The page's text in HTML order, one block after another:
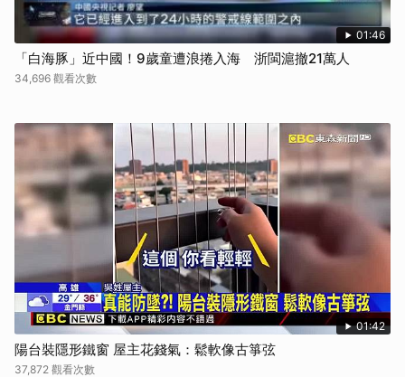
01:46
「白海豚」近中國！9歲童遭浪捲入海 浙閩滬撤21萬人
34,696 觀看次數
01:42
陽台裝隱形鐵窗 屋主花錢氣：鬆軟像古箏弦
37,872 觀看次數